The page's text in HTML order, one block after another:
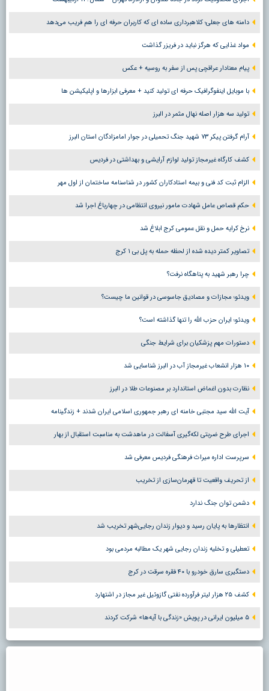
دامنه های جعلی؛ کلاهبرداری ساده ای که کاربران حرفه ای را هم فریب می‌دهد
مواد غذایی که هرگز نباید در فریزر گذاشت
پیام معنادار عراقچی پس از سفر به روسیه + عکس
با موبایل اینفوگرافیک حرفه ای تولید کنید + معرفی ابزارها و اپلیکیشن ها
تولید سه هزار اصله نهال مثمر در البرز
آرام گرفتن پیکر ۷۳ شهید جنگ تحمیلی در جوار امامزادگان استان البرز
کشف کارگاه غیرمجاز تولید لوازم آرایشی و بهداشتی در فردیس
الزام ثبت کد فنی و بیمه استادکاران کشور در شناسنامه ساختمان از اول مهر
حکم قصاص عامل شهادت مامور نیروی انتظامی در چهارباغ اجرا شد
نرخ کرایه حمل و نقل عمومی کرج ابلاغ شد
تصاویر کمتر دیده شده از لحظه حمله به پل بی ۱ کرج
چرا رهبر شهید به پناهگاه نرفت؟
ویدئو؛ مجازات و مصادیق جاسوسی در قوانین ما چیست؟
ویدئو؛ ایران حزب الله را تنها گذاشته است؟
دستورات مهم پزشکیان برای شرایط جنگی
۱۰ هزار انشعاب غیرمجاز آب در البرز شناسایی شد
نظارت بدون اغماض استاندارد بر مصنوعات طلا در البرز
آیت الله سید مجتبی خامنه ای رهبر جمهوری اسلامی ایران شدند + زندگینامه
اجرای طرح ضربتی لکه‌گیری آسفالت در ماهدشت به مناسبت استقبال از بهار
سرپرست اداره میراث فرهنگی فردیس معرفی شد
از تحریف واقعیت تا قهرمان‌سازی از تخریب
دشمن توان جنگ ندارد
انتظارها به پایان رسید و دیوار زندان رجایی‌شهر تخریب شد
تعطیلی و تخلیه زندان رجایی شهر یک مطالبه مردمی بود
دستگیری سارق خودرو با ۴۰ فقره سرقت در کرج
کشف ۲۵ هزار لیتر فرآورده نفتی گازوئیل غیر مجاز در اشتهارد
۵ میلیون ایرانی در پویش «زندگی با آیه‌ها» شرکت کردند